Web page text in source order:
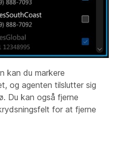
kan du markere
og agenten tilslutter sig
Du kan også fjerne
for at fjerne